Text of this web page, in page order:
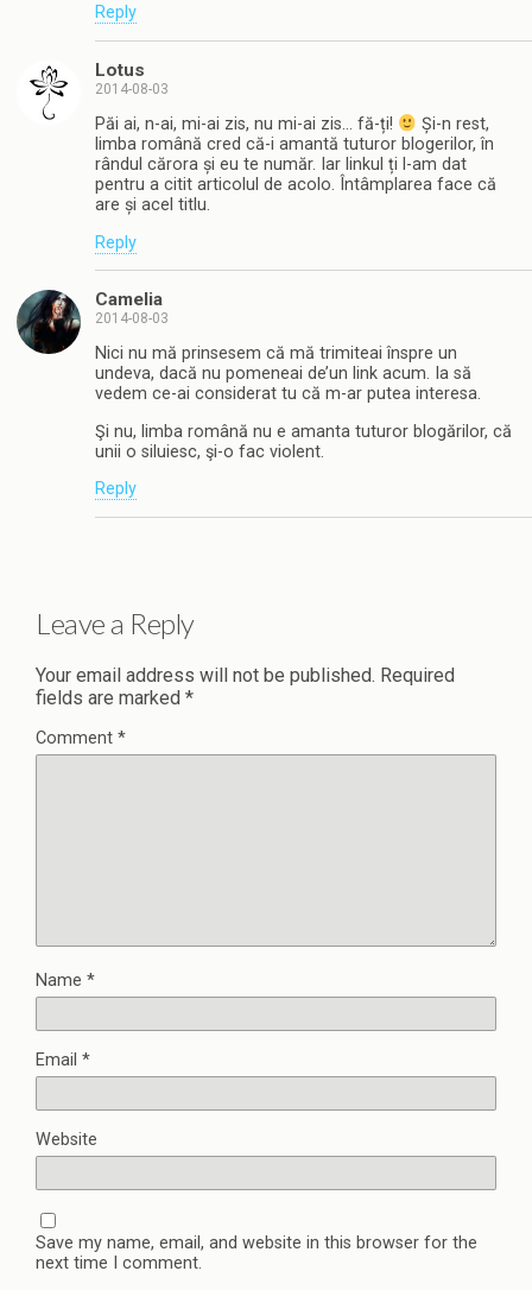
Reply
Lotus
2014-08-03
Păi ai, n-ai, mi-ai zis, nu mi-ai zis… fă-ți!
Și-n rest,
limba română cred că-i amantă tuturor blogerilor, în
rândul cărora și eu te număr. Iar linkul ți l-am dat
pentru a citit articolul de acolo. Întâmplarea face că
are și acel titlu.
Reply
Camelia
2014-08-03
Nici nu mă prinsesem că mă trimiteai înspre un
undeva, dacă nu pomeneai de’un link acum. Ia să
vedem ce-ai considerat tu că m-ar putea interesa.
Şi nu, limba română nu e amanta tuturor blogărilor, că
unii o siluiesc, şi-o fac violent.
Reply
Leave a Reply
Your email address will not be published. Required
fields are marked *
Comment *
Name *
Email *
Website
Save my name, email, and website in this browser for the
next time I comment.